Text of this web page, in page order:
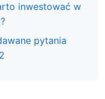
inwestować w
pytania